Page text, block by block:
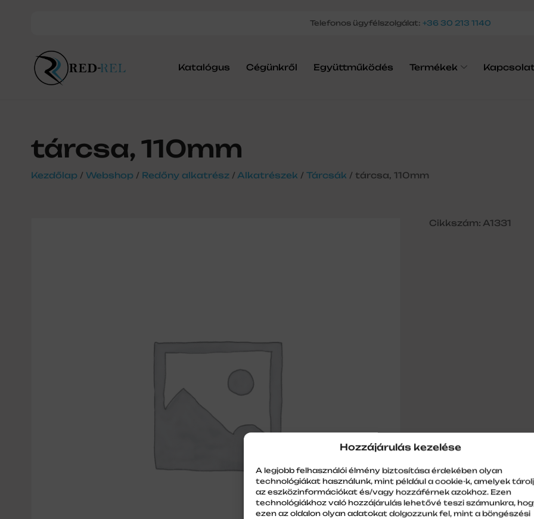
Hozzájárulás kezelése
A legjobb felhasználói élmény biztosítása érdekében olyan
technológiákat használunk, mint például a cookie-k, amelyek
az eszközinformációkat és/vagy hozzáférnek azokhoz. Ezen
technológiákhoz való hozzájárulás lehetővé teszi számunkra,
ezen az oldalon olyan adatokat dolgozzunk fel, mint a böngészési
Telefonos ügyfélszolgálat: +36 30 213 1140
Katalógus Cégünkről Együttműködés Termékek Kapcsolat
tárcsa, 110mm
Kezdőlap / Webshop / Redőny alkatrész / Alkatrészek / Tárcsák / tárcsa, 110mm
Cikkszám: A1331